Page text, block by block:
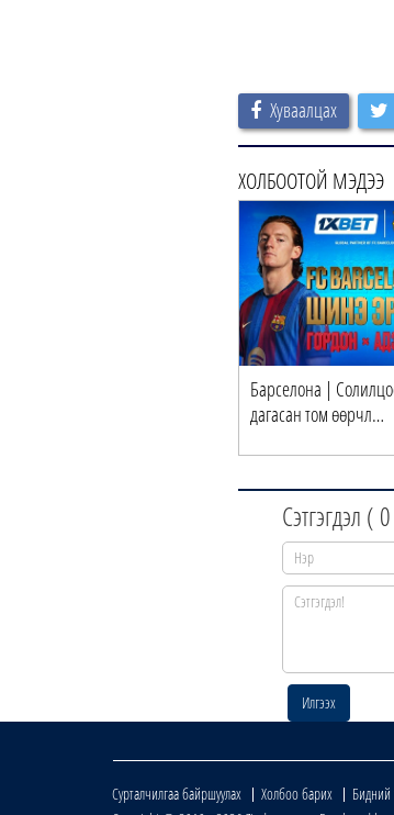
Хуваалцах
ХОЛБООТОЙ МЭДЭЭ
Барселона |
дагасан том өөрчл…
Сэтгэгдэл ( 0
Илгээх
Сурталчилгаа байршуулах Холбоо барих Бидний